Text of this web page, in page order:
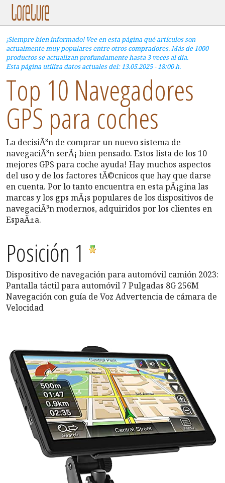
¡Siempre bien informado! Vee en esta página qué artículos son
actualmente muy populares entre otros compradores. Más de 1000
productos se actualizan profundamente hasta 3 veces al día.
Esta página utiliza datos actuales del: 13.05.2025 - 18:00 h.
Top 10 Navegadores
GPS para coches
La decisiÃ³n de comprar un nuevo sistema de
navegaciÃ³n serÃ¡ bien pensado. Estos lista de los 10
mejores GPS para coche ayuda! Hay muchos aspectos
del uso y de los factores tÃ©cnicos que hay que darse
en cuenta. Por lo tanto encuentra en esta pÃ¡gina las
marcas y los gps mÃ¡s populares de los dispositivos de
navegaciÃ³n modernos, adquiridos por los clientes en
EspaÃ±a.
Posición 1
Dispositivo de navegación para automóvil camión 2023:
Pantalla táctil para automóvil 7 Pulgadas 8G 256M
Navegación con guía de Voz Advertencia de cámara de
Velocidad